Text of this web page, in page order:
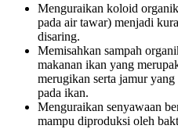
Menguraikan koloid
pada air tawar) menjadi
disaring.
Memisahkan sampah
makanan ikan yang
merugikan serta jamur
pada ikan.
Menguraikan senyawaan
mampu diproduksi oleh